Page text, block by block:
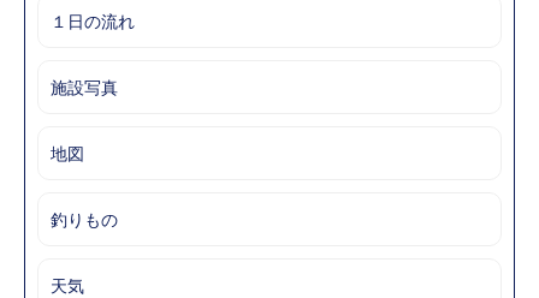
１日の流れ
施設写真
地図
釣りもの
天気